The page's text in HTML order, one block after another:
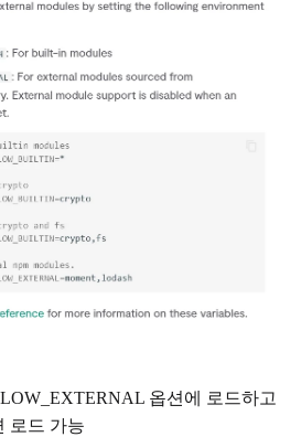
옵션에 로드하고
로드 가능